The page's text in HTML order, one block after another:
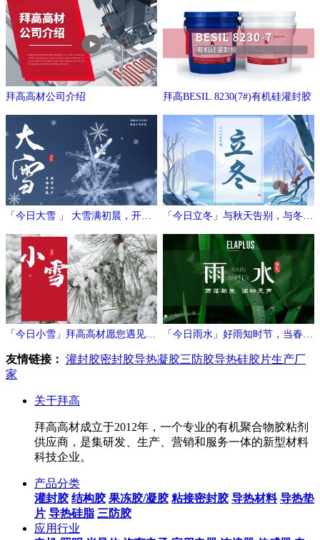
拜高高材公司介绍 拜高BESIL 8230(7#)有机硅灌封胶
「今日大雪 」 大雪满初晨，开门
万象新
「今日立冬」与秋天告别，与冬日
相拥
「今日小雪」拜高高材愿您遇见冬
日的温暖与期待！
「今日雨水」好雨知时节，当春乃
发生
友情链接： 灌封胶密封胶导热凝胶三防胶导热硅胶片生产厂
家
关于拜高
拜高高材成立于2012年，一个专业的有机聚合物胶粘剂
供应商，是集研发、生产、营销和服务一体的新型材料
科技企业。
产品分类
灌封胶 结构胶 果冻胶/凝胶 粘接密封胶 导热材料 导热垫
片 导热硅脂 三防胶
应用行业